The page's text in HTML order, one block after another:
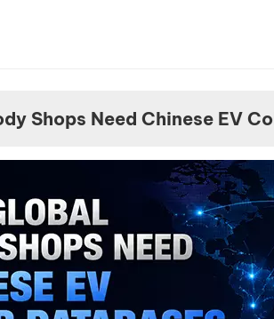
性を保証するために、当社は最新の生
。 各缶の正確な容量と比率を保証する
制御されます。 異なるタイプのコーテ
みます。 4. 包括的な品質テスト 当研究
の分光光度計。 高温・低温・高湿度下
評価するための機械的性能テスト。 す
のテストを受けています。 5. 継続的な
ます。 当社の専門的な研究開発チーム
続的に最適化しています。 顧客からのフ
成します。 新しい材料と技術の応用に
が修理結果と顧客満足度を決定します
Shops Need Chinese EV